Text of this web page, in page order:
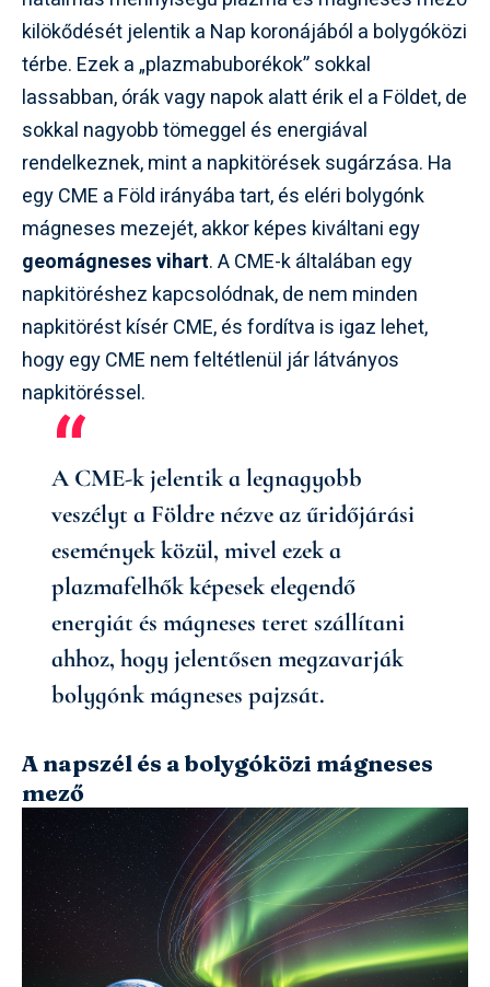
kilökődését jelentik a Nap koronájából a bolygóközi
térbe. Ezek a „plazmabuborékok” sokkal
lassabban, órák vagy napok alatt érik el a Földet, de
sokkal nagyobb tömeggel és energiával
rendelkeznek, mint a napkitörések sugárzása. Ha
egy CME a Föld irányába tart, és eléri bolygónk
mágneses mezejét, akkor képes kiváltani egy
geomágneses vihart. A CME-k általában egy
napkitöréshez kapcsolódnak, de nem minden
napkitörést kísér CME, és fordítva is igaz lehet,
hogy egy CME nem feltétlenül jár látványos
napkitöréssel.
A CME-k jelentik a legnagyobb
veszélyt a Földre nézve az űridőjárási
események közül, mivel ezek a
plazmafelhők képesek elegendő
energiát és mágneses teret szállítani
ahhoz, hogy jelentősen megzavarják
bolygónk mágneses pajzsát.
A napszél és a bolygóközi mágneses
mező